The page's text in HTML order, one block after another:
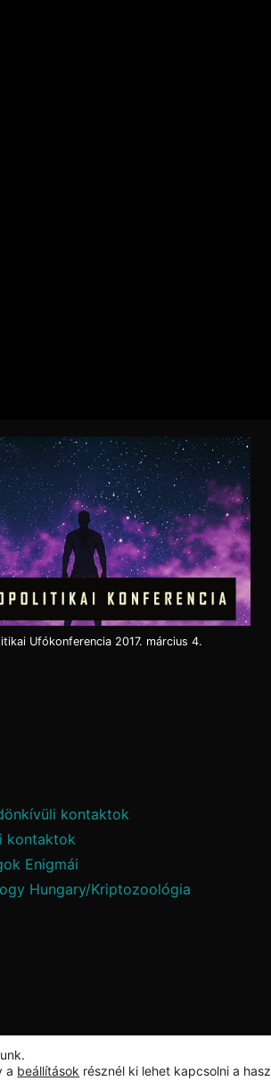
Ufókonferencia 2017. március 4.
kontaktok
kontaktok
Enigmái
Hungary/Kriptozoológia
a beállítások résznél ki lehet kapcsolni a